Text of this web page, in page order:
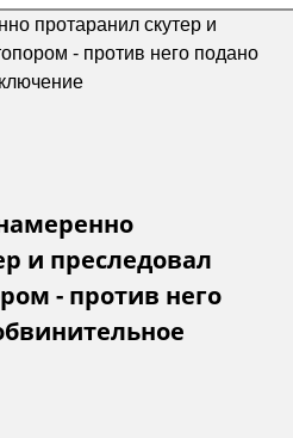
и преследовал
- против него